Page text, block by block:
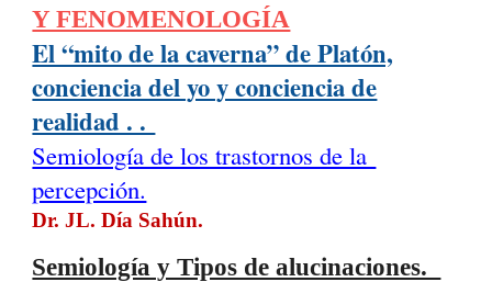
Y FENOMENOLOGÍA
El “mito de la caverna” de Platón,
conciencia del yo y conciencia de
realidad . .
Semiología de los trastornos de la
percepción.
Dr. JL. Día Sahún.
Semiología y Tipos de alucinaciones.